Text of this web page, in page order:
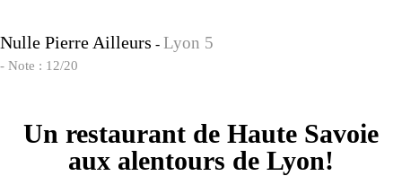
Nulle Pierre Ailleurs - Lyon 5
- Note : 12/20
Un restaurant de Haute Savoie
aux alentours de Lyon!